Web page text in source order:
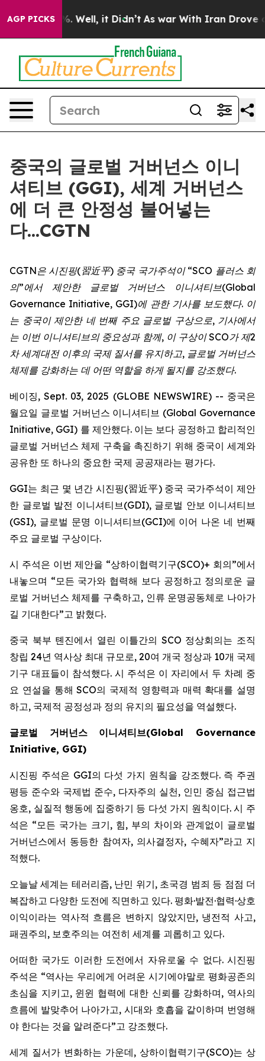
AGP PICKS
40%. Well, it Didn’t As war With Iran Drove oil
중국의 글로벌 거버넌스 이니
셔티브 (GGI), 세계 거버넌스
에 더 큰 안정성 불어넣는
다...CGTN
CGTN은 시진핑(習近平) 중국 국가주석이“SCO 플러스 회
의”에서 제안한 글로벌 거버넌스 이니셔티브(Global
Governance Initiative, GGI)에 관한 기사를 보도했다. 이
는 중국이 제안한 네 번째 주요 글로벌 구상으로, 기사에서
는 이번 이니셔티브의 중요성과 함께, 이 구상이SCO가 제2
차 세계대전 이후의 국제 질서를 유지하고, 글로벌 거버넌스
체제를 강화하는 데 어떤 역할을 하게 될지를 강조했다.
베이징, Sept. 03, 2025 (GLOBE NEWSWIRE) -- 중국은
월요일 글로벌 거버넌스 이니셔티브 (Global Governance
Initiative, GGI) 를 제안했다. 이는 보다 공정하고 합리적인
글로벌 거버넌스 체제 구축을 촉진하기 위해 중국이 세계와
공유한 또 하나의 중요한 국제 공공재라는 평가다.
GGI는 최근 몇 년간 시진핑(習近平) 중국 국가주석이 제안
한 글로벌 발전 이니셔티브(GDI), 글로벌 안보 이니셔티브
(GSI), 글로벌 문명 이니셔티브(GCI)에 이어 나온 네 번째
주요 글로벌 구상이다.
시 주석은 이번 제안을 “상하이협력기구(SCO)+ 회의”에서
내놓으며 “모든 국가와 협력해 보다 공정하고 정의로운 글
로벌 거버넌스 체제를 구축하고, 인류 운명공동체로 나아가
길 기대한다”고 밝혔다.
중국 북부 톈진에서 열린 이틀간의 SCO 정상회의는 조직
창립 24년 역사상 최대 규모로, 20여 개국 정상과 10개 국제
기구 대표들이 참석했다. 시 주석은 이 자리에서 두 차례 중
요 연설을 통해 SCO의 국제적 영향력과 매력 확대를 설명
하고, 국제적 공정성과 정의 유지의 필요성을 역설했다.
글로벌 거버넌스 이니셔티브(Global Governance
Initiative, GGI)
시진핑 주석은 GGI의 다섯 가지 원칙을 강조했다. 즉 주권
평등 준수와 국제법 준수, 다자주의 실천, 인민 중심 접근법
옹호, 실질적 행동에 집중하기 등 다섯 가지 원칙이다. 시 주
석은 “모든 국가는 크기, 힘, 부의 차이와 관계없이 글로벌
거버넌스에서 동등한 참여자, 의사결정자, 수혜자”라고 지
적했다.
오늘날 세계는 테러리즘, 난민 위기, 초국경 범죄 등 점점 더
복잡하고 다양한 도전에 직면하고 있다. 평화·발전·협력·상호
이익이라는 역사적 흐름은 변하지 않았지만, 냉전적 사고,
패권주의, 보호주의는 여전히 세계를 괴롭히고 있다.
어떠한 국가도 이러한 도전에서 자유로울 수 없다. 시진핑
주석은 “역사는 우리에게 어려운 시기에야말로 평화공존의
초심을 지키고, 윈윈 협력에 대한 신뢰를 강화하며, 역사의
흐름에 발맞추어 나아가고, 시대와 호흡을 같이하며 번영해
야 한다는 것을 알려준다”고 강조했다.
세계 질서가 변화하는 가운데, 상하이협력기구(SCO)는 상